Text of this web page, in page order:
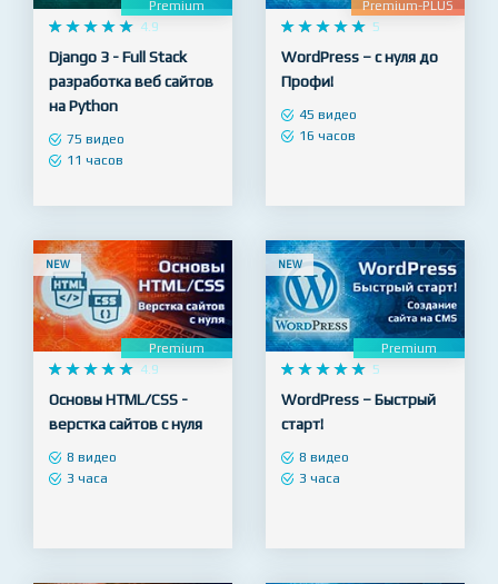
    
     4.9
Django 3 - Full Stack
разработка веб сайтов
на Python
Premium-PLUS
  
  
WordPress – с нуля до
Профи!
NEW
    
     4.9
Основы HTML/CSS -
верстка сайтов с нуля
NEW
Premium
  
  
WordPress – Быстрый
старт!